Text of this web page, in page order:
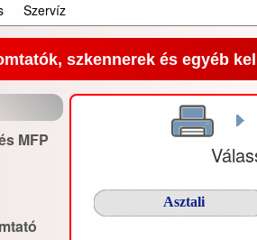
Szervíz
szkennerek és egyéb
MFP
Asztali